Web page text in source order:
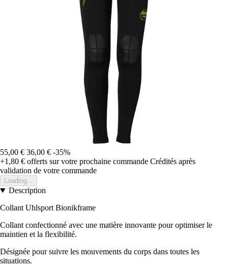
55,00 € 36,00 € -35%
+1,80 € offerts sur votre prochaine commande Crédités après
validation de votre commande
Loading...
Description
Collant Uhlsport Bionikframe
Collant confectionné avec une matière innovante pour optimiser le
maintien et la flexibilité.
Désignée pour suivre les mouvements du corps dans toutes les
situations.